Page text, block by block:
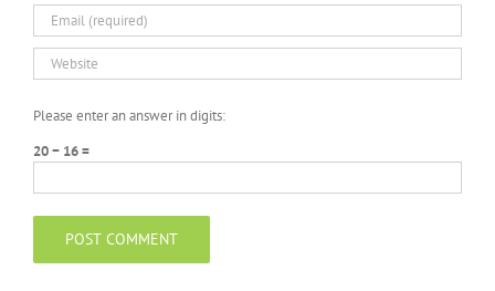
Please enter an answer in digits:
20 − 16 =